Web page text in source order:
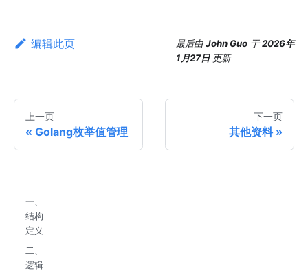
编辑此页 最后由John Guo 于2026年
1月27日 更新
上一页
Golang枚举值管理
下一页
其他资料
一、
结构
定义
二、
逻辑